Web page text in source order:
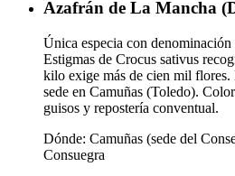
Azafrán de La Mancha
Única especia con denominación
Estigmas de Crocus sativus
kilo exige más de cien mil
sede en Camuñas (Toledo).
guisos y repostería conventual.
Dónde: Camuñas (sede del
Consuegra